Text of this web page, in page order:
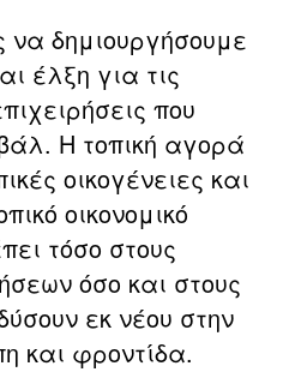
να δημιουργήσουμε
έλξη για τις
που
Η τοπική αγορά
οικογένειες και
οικονομικό
τόσο στους
όσο και στους
εκ νέου στην
και φροντίδα.